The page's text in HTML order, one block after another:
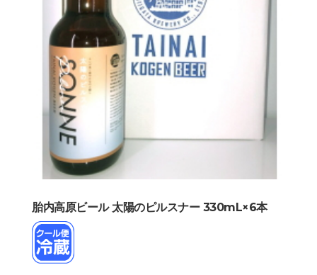
胎内高原ビール 太陽のピルスナー 330mL×6本